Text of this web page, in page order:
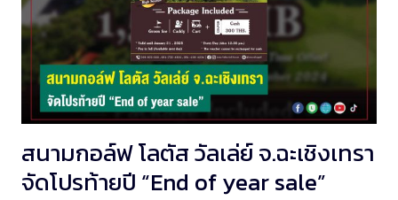
สนามกอล์ฟ โลตัส วัลเล่ย์ จ.ฉะเชิงเทรา
จัดโปรท้ายปี “End of year sale”